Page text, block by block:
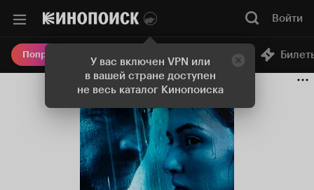
У вас включен VPN или
в вашей стране доступен
не весь каталог Кинопоиска
Войти
Попробовать Плюс Онлайн-кинотеатр
Ничто не случается дважды (сериал, 1-2 сезоны, все